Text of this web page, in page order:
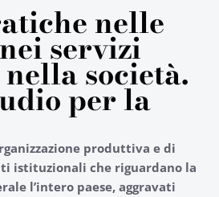
nelle
servizi
società.
per la
produttiva e di
istituzionali che riguardano la
l’intero paese, aggravati